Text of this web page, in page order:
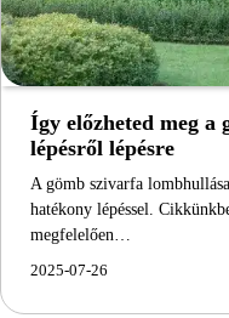
Így előzheted meg a
lépésről lépésre
A gömb szivarfa
hatékony lépéssel.
megfelelően…
2025-07-26